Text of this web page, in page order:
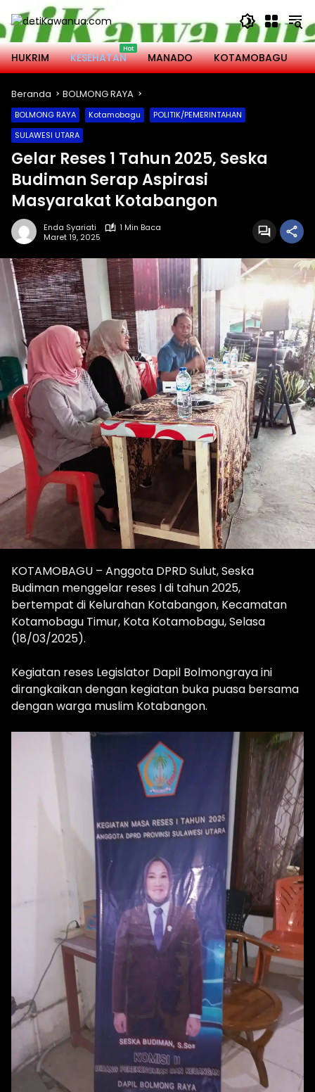
Langsung
ke
konten
HUKRIM
KESEHATAN MANADO KOTAMOBAGU
Beranda BOLMONG RAYA
BOLMONG RAYA Kotamobagu
POLITIK/PEMERINTAHAN
SULAWESI UTARA
Gelar Reses 1 Tahun 2025, Seska
Budiman Serap Aspirasi
Masyarakat Kotabangon
Enda Syariati
1 Min Baca
Maret 19, 2025
KOTAMOBAGU – Anggota DPRD Sulut, Seska
Budiman menggelar reses I di tahun 2025,
bertempat di Kelurahan Kotabangon, Kecamatan
Kotamobagu Timur, Kota Kotamobagu, Selasa
(18/03/2025).
Kegiatan reses Legislator Dapil Bolmongraya ini
dirangkaikan dengan kegiatan buka puasa bersama
dengan warga muslim Kotabangon.